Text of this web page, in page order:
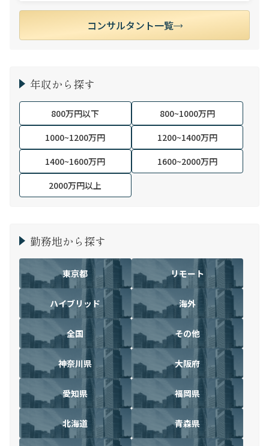
コンサルタント一覧
年収から探す
800万円以下
800~1000万円
1000~1200万円
1200~1400万円
1400~1600万円
1600~2000万円
2000万円以上
勤務地から探す
東京都 リモート
ハイブリッド 海外
全国 その他
神奈川県 大阪府
愛知県 福岡県
北海道 青森県